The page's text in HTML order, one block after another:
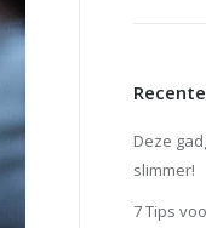
Deze
slimmer!
7 Tips